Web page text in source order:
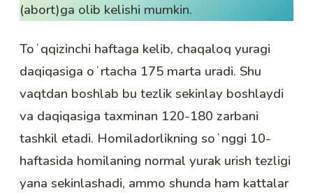
(abort)ga olib kelishi mumkin.
Toʻqqizinchi haftaga kelib, chaqaloq yuragi
daqiqasiga oʻrtacha 175 marta uradi. Shu
vaqtdan boshlab bu tezlik sekinlay boshlaydi
va daqiqasiga taxminan 120-180 zarbani
tashkil etadi. Homiladorlikning soʻnggi 10-
haftasida homilaning normal yurak urish tezligi
yana sekinlashadi, ammo shunda ham kattalar